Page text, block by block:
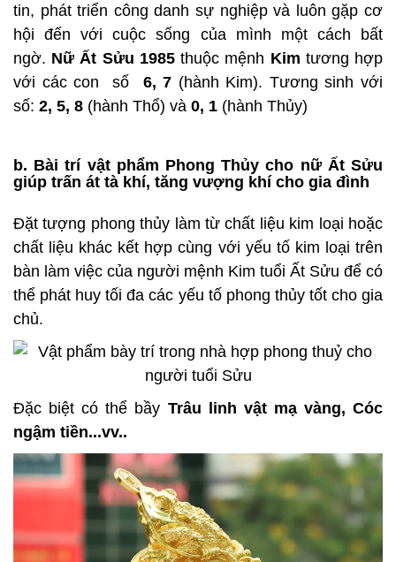
tin, phát triển công danh sự nghiệp và luôn gặp cơ
hội đến với cuộc sống của mình một cách bất
ngờ. Nữ Ất Sửu 1985thuộc mệnh Kim tương hợp
với các con số 6, 7 (hành Kim). Tương sinh với
số: 2, 5, 8 (hành Thổ) và 0, 1 (hành Thủy)
b. Bài trí vật phẩm Phong Thủy cho nữ Ất Sửu
giúp trấn át tà khí, tăng vượng khí cho gia đình
Đặt tượng phong thủy làm từ chất liệu kim loại hoặc
chất liệu khác kết hợp cùng với yếu tố kim loại trên
bàn làm việc của người mệnh Kim tuổi Ất Sửu để có
thể phát huy tối đa các yếu tố phong thủy tốt cho gia
chủ.
Đặc biệt có thể bầy Trâu linh vật mạ vàng, Cóc
ngậm tiền...vv..